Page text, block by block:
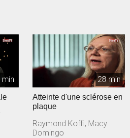
min 28 min
Atteinte d'une sclérose en
plaque
Raymond Koffi, Macy
Domingo